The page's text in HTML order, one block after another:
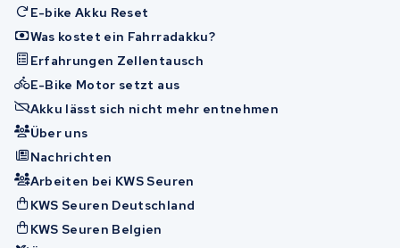
E-bike Akku Reset
Was kostet ein Fahrradakku?
Erfahrungen Zellentausch
E-Bike Motor setzt aus
Akku lässt sich nicht mehr entnehmen
Über uns
Nachrichten
Arbeiten bei KWS Seuren
KWS Seuren Deutschland
KWS Seuren Belgien